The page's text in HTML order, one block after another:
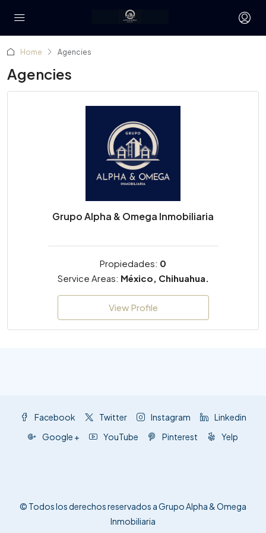
Home Agencies
Agencies
Grupo Alpha & Omega Inmobiliaria
Propiedades: 0
Service Areas: México, Chihuahua.
View Profile
Facebook Twitter Instagram
Linkedin
Google +
YouTube Pinterest Yelp
© Todos los derechos reservados a Grupo Alpha & Omega
Inmobiliaria